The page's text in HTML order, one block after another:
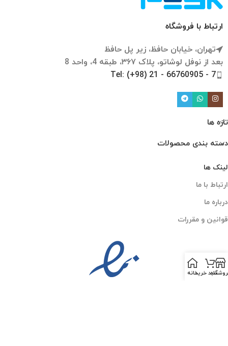
ارتباط با فروشگاه
تهران، خیابان حافظ، زیر پل حافظ
بعد از نوفل لوشاتو، پلاک ۳۶۷، طبقه 4، واحد 8
Tel: (+98) 21 - 66760905 - 7
تازه ها
دسته بندی محصولات
لینک ها
ارتباط با ما
درباره ما
قوانین و مقررات
سبد خریدخانه